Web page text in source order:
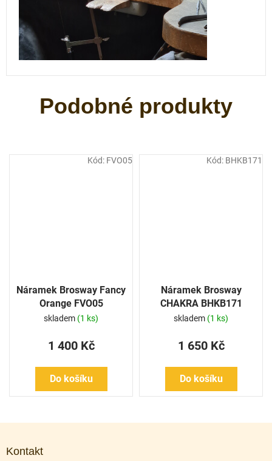
Náramek Brosway Fancy
Orange FVO05
skladem (1 ks)
1 400 Kč
Do košíku
Kód: FVO05
Náramek Brosway
CHAKRA BHKB171
skladem (1 ks)
1 650 Kč
Do košíku
Kód: BHKB171
Kontakt